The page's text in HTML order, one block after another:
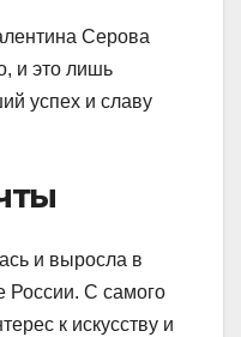
Серова
и это лишь
успех и славу
и выросла в
России. С самого
к искусству и